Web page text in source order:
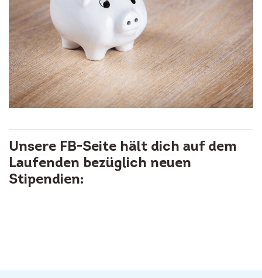
Unsere FB-Seite hält dich auf dem
Laufenden bezüglich neuen
Stipendien: